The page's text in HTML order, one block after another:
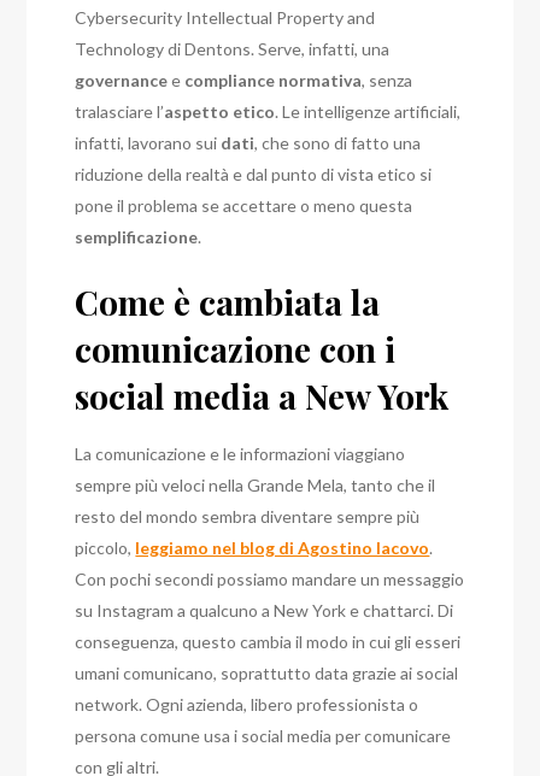
Cybersecurity Intellectual Property and
Technology di Dentons. Serve, infatti, una
governancee compliance normativa, senza
tralasciare l’aspetto etico. Le intelligenze artificiali,
infatti, lavorano sui dati, che sono di fatto una
riduzione della realtà e dal punto di vista etico si
pone il problema se accettare o meno questa
semplificazione.
Come è cambiata la
comunicazione con i
social media a New York
La comunicazione e le informazioni viaggiano
sempre più veloci nella Grande Mela, tanto che il
resto del mondo sembra diventare sempre più
piccolo, leggiamo nel blog di Agostino Iacovo.
Con pochi secondi possiamo mandare un messaggio
su Instagram a qualcuno a New York e chattarci. Di
conseguenza, questo cambia il modo in cui gli esseri
umani comunicano, soprattutto data grazie ai social
network. Ogni azienda, libero professionista o
persona comune usa i social media per comunicare
con gli altri.